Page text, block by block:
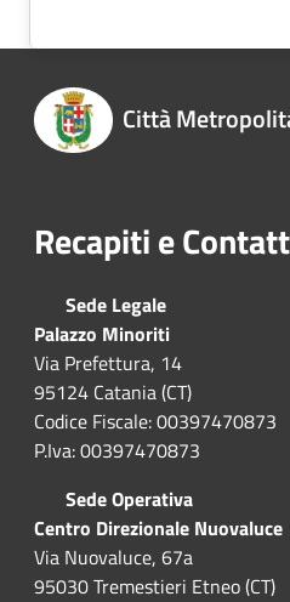
Città
Recapiti e
Sede Legale
Palazzo Minoriti
Via Prefettura, 14
95124 Catania (CT)
Codice Fiscale: 00397470873
P.Iva: 00397470873
Sede Operativa
Centro Direzionale Nuovaluce
Via Nuovaluce, 67a
95030 Tremestieri Etneo (CT)